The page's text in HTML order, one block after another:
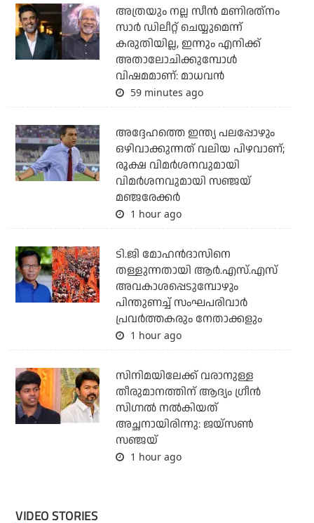
അത്രയും നല്ല സീന്‍ മണിരത്‌നം
സാര്‍ ഡിലീറ്റ് ചെയ്യുമെന്ന്
കരുതിയില്ല, ഇന്നും എനിക്ക്
അതാലോചിക്കുമ്പോള്‍
വിഷമമാണ്: മാധവന്‍
59 minutes ago
അദ്ദേഹത്തെ ഇന്ത്യ പലപ്പോഴും
ഒഴിവാക്കുന്നത് വലിയ പിഴവാണ്;
രൂക്ഷ വിമര്‍ശനവുമായി
വിമര്‍ശനവുമായി സഞ്ജയ്
മഞ്ജരേക്കര്‍
1 hour ago
ടി.ജി മോഹന്‍ദാസിനെ
തള്ളുന്നതായി ആര്‍.എസ്.എസ്
അവകാശപ്പെടുമ്പോഴും
പിന്തുണച്ച് സംഘപരിവാര്‍
പ്രവര്‍ത്തകരും നേതാക്കളും
1 hour ago
സിനിമയിലേക്ക് വരാനുള്ള
തീരുമാനത്തിന് ആദ്യം ഗ്രീൻ
സിഗ്നൽ നൽകിയത്
അച്ഛനായിരിന്നു: ജയ്സൺ
സഞ്ജയ്
1 hour ago
VIDEO STORIES